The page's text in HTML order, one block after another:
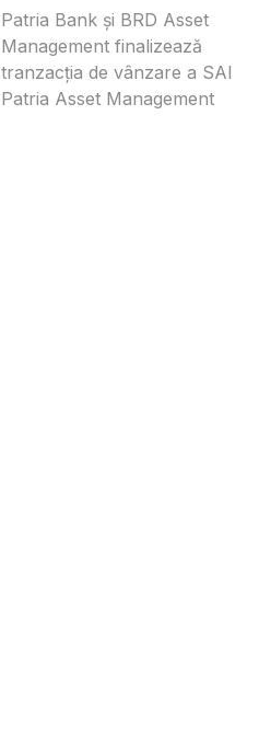
Patria Bank și BRD Asset
Management finalizează
tranzacția de vânzare a SAI
Patria Asset Management